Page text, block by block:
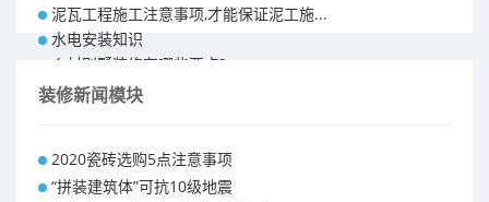
泥瓦工程施工注意事项,才能保证泥工施...
水电安装知识
乡村别墅装修有哪些要点?
别墅怎样装修之装修技巧
昆明110平米装修预算 装修报价清单
昆明100平米装修多少钱
装修新闻模块
2020瓷砖选购5点注意事项
“拼装建筑体”可抗10级地震